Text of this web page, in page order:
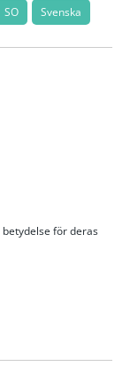
SO Svenska
för deras